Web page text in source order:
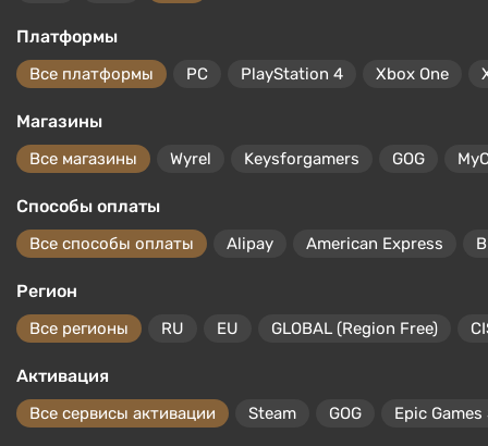
Платформы
Все платформы PC PlayStation 4 Xbox One
Магазины
Все магазины Wyrel Keysforgamers GOG
Способы оплаты
Все способы оплаты Alipay American Express
Регион
Все регионы RU EU GLOBAL (Region Free)
Активация
Все сервисы активации Steam GOG Epic